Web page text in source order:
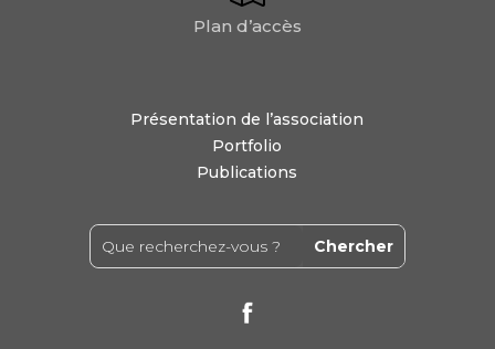
Plan d’accès
Présentation de l’association
Portfolio
Publications